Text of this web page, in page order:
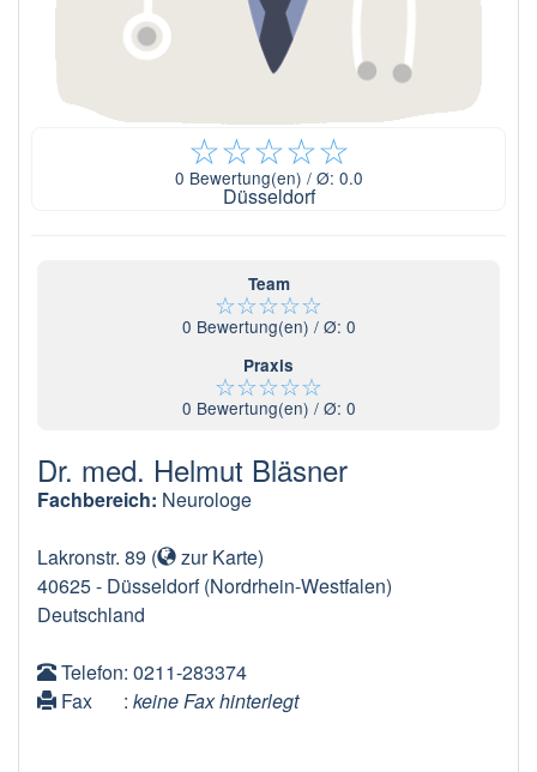
☆☆☆☆☆
0 Bewertung(en) / Ø: 0.0
Düsseldorf
Team
☆☆☆☆☆
0 Bewertung(en) / Ø: 0
Praxis
☆☆☆☆☆
0 Bewertung(en) / Ø: 0
Dr. med. Helmut Bläsner
Fachbereich: Neurologe
Lakronstr. 89 ( zur Karte)
40625- Düsseldorf (Nordrhein-Westfalen)
Deutschland
Telefon: 0211-283374
Fax
: keine Fax hinterlegt